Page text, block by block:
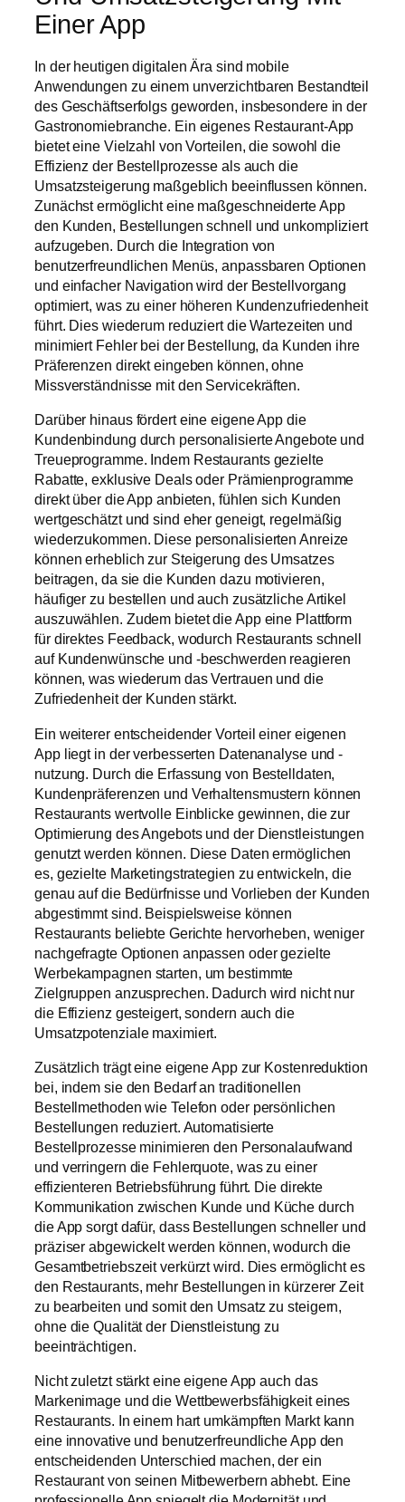
Einer App
In der heutigen digitalen Ära sind mobile
Anwendungen zu einem unverzichtbaren Bestandteil
des Geschäftserfolgs geworden, insbesondere in der
Gastronomiebranche. Ein eigenes Restaurant-App
bietet eine Vielzahl von Vorteilen, die sowohl die
Effizienz der Bestellprozesse als auch die
Umsatzsteigerung maßgeblich beeinflussen können.
Zunächst ermöglicht eine maßgeschneiderte App
den Kunden, Bestellungen schnell und unkompliziert
aufzugeben. Durch die Integration von
benutzerfreundlichen Menüs, anpassbaren Optionen
und einfacher Navigation wird der Bestellvorgang
optimiert, was zu einer höheren Kundenzufriedenheit
führt. Dies wiederum reduziert die Wartezeiten und
minimiert Fehler bei der Bestellung, da Kunden ihre
Präferenzen direkt eingeben können, ohne
Missverständnisse mit den Servicekräften.
Darüber hinaus fördert eine eigene App die
Kundenbindung durch personalisierte Angebote und
Treueprogramme. Indem Restaurants gezielte
Rabatte, exklusive Deals oder Prämienprogramme
direkt über die App anbieten, fühlen sich Kunden
wertgeschätzt und sind eher geneigt, regelmäßig
wiederzukommen. Diese personalisierten Anreize
können erheblich zur Steigerung des Umsatzes
beitragen, da sie die Kunden dazu motivieren,
häufiger zu bestellen und auch zusätzliche Artikel
auszuwählen. Zudem bietet die App eine Plattform
für direktes Feedback, wodurch Restaurants schnell
auf Kundenwünsche und -beschwerden reagieren
können, was wiederum das Vertrauen und die
Zufriedenheit der Kunden stärkt.
Ein weiterer entscheidender Vorteil einer eigenen
App liegt in der verbesserten Datenanalyse und -
nutzung. Durch die Erfassung von Bestelldaten,
Kundenpräferenzen und Verhaltensmustern können
Restaurants wertvolle Einblicke gewinnen, die zur
Optimierung des Angebots und der Dienstleistungen
genutzt werden können. Diese Daten ermöglichen
es, gezielte Marketingstrategien zu entwickeln, die
genau auf die Bedürfnisse und Vorlieben der Kunden
abgestimmt sind. Beispielsweise können
Restaurants beliebte Gerichte hervorheben, weniger
nachgefragte Optionen anpassen oder gezielte
Werbekampagnen starten, um bestimmte
Zielgruppen anzusprechen. Dadurch wird nicht nur
die Effizienz gesteigert, sondern auch die
Umsatzpotenziale maximiert.
Zusätzlich trägt eine eigene App zur Kostenreduktion
bei, indem sie den Bedarf an traditionellen
Bestellmethoden wie Telefon oder persönlichen
Bestellungen reduziert. Automatisierte
Bestellprozesse minimieren den Personalaufwand
und verringern die Fehlerquote, was zu einer
effizienteren Betriebsführung führt. Die direkte
Kommunikation zwischen Kunde und Küche durch
die App sorgt dafür, dass Bestellungen schneller und
präziser abgewickelt werden können, wodurch die
Gesamtbetriebszeit verkürzt wird. Dies ermöglicht es
den Restaurants, mehr Bestellungen in kürzerer Zeit
zu bearbeiten und somit den Umsatz zu steigern,
ohne die Qualität der Dienstleistung zu
beeinträchtigen.
Nicht zuletzt stärkt eine eigene App auch das
Markenimage und die Wettbewerbsfähigkeit eines
Restaurants. In einem hart umkämpften Markt kann
eine innovative und benutzerfreundliche App den
entscheidenden Unterschied machen, der ein
Restaurant von seinen Mitbewerbern abhebt. Eine